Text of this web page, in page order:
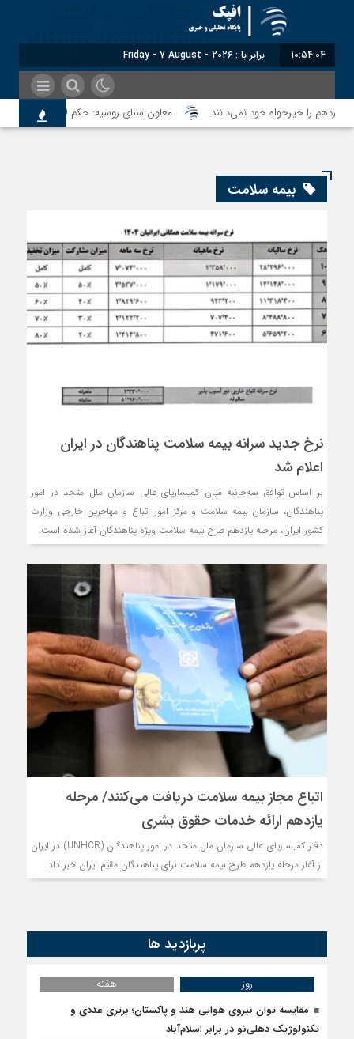
10:54:04 برابر با : Friday - 7 August - 2026
معاون سنای روسیه: حکم لاهه علیه
بیمه سلامت
نرخ جدید سرانه بیمه سلامت پناهندگان در ایران
اعلام شد
بر اساس توافق سه‌جانبه میان کمیساریای عالی سازمان ملل متحد در امور
پناهندگان، سازمان بیمه سلامت و مرکز امور اتباع و مهاجرین خارجی وزارت
کشور ایران، مرحله یازدهم طرح بیمه سلامت ویژه پناهندگان آغاز شده است.
اتباع مجاز بیمه سلامت دریافت می‌کنند/ مرحله
یازدهم ارائه خدمات حقوق بشری
دفتر کمیساریای عالی سازمان ملل متحد در امور پناهندگان (UNHCR) در ایران
از آغاز مرحله یازدهم طرح بیمه سلامت برای پناهندگان مقیم ایران خبر داد.
پربازدید ها
روز
هفته
مقایسه توان نیروی هوایی هند و پاکستان؛ برتری عددی و
تکنولوژیک دهلی‌نو در برابر اسلام‌آباد